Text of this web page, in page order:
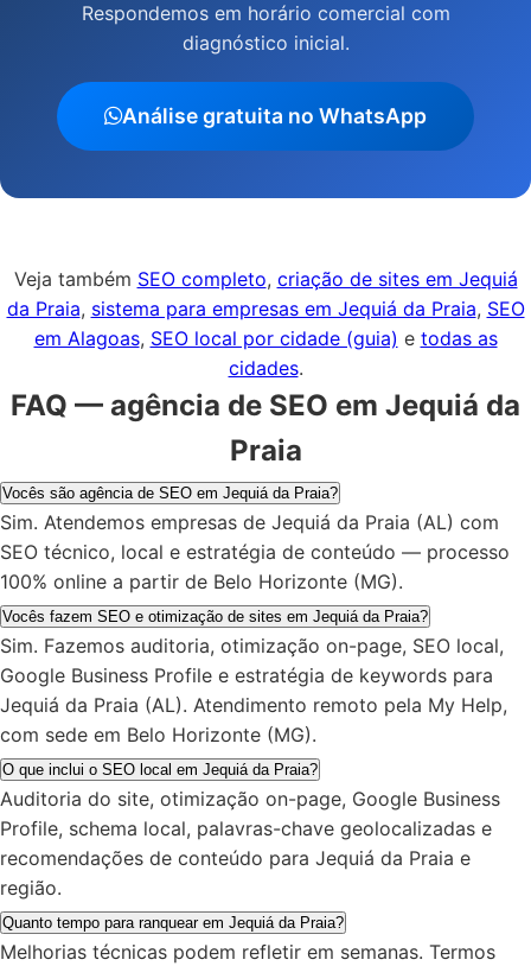
Respondemos em horário comercial com
diagnóstico inicial.
Análise gratuita no WhatsApp
Veja também SEO completo, criação de sites em Jequiá
da Praia, sistema para empresas em Jequiá da Praia, SEO
em Alagoas, SEO local por cidade (guia) e todas as
cidades.
FAQ — agência de SEO em Jequiá da
Praia
Vocês são agência de SEO em Jequiá da Praia?
Sim. Atendemos empresas de Jequiá da Praia (AL) com
SEO técnico, local e estratégia de conteúdo — processo
100% online a partir de Belo Horizonte (MG).
Vocês fazem SEO e otimização de sites em Jequiá da Praia?
Sim. Fazemos auditoria, otimização on-page, SEO local,
Google Business Profile e estratégia de keywords para
Jequiá da Praia (AL). Atendimento remoto pela My Help,
com sede em Belo Horizonte (MG).
O que inclui o SEO local em Jequiá da Praia?
Auditoria do site, otimização on-page, Google Business
Profile, schema local, palavras-chave geolocalizadas e
recomendações de conteúdo para Jequiá da Praia e
região.
Quanto tempo para ranquear em Jequiá da Praia?
Melhorias técnicas podem refletir em semanas. Termos